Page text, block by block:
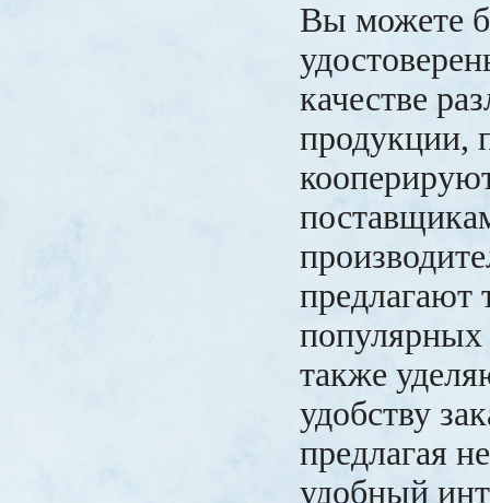
Вы можете
качестве
продукции,
предлагают
также
удобству
предлагая
удобный